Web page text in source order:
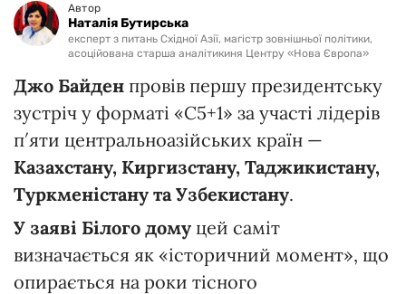
Автор
Наталія Бутирська
експерт з питань Східної Азії, магістр зовнішньої політики,
асоційована старша аналітикиня Центру «Нова Європа»
Джо Байден провів першу президентську
зустріч у форматі «С5+1» за участі лідерів
п′яти центральноазійських країн —
Казахстану, Киргизстану, Таджикистану,
Туркменістану та Узбекистану.
У заяві Білого дому цей саміт
визначається як «історичний момент», що
опирається на роки тісного